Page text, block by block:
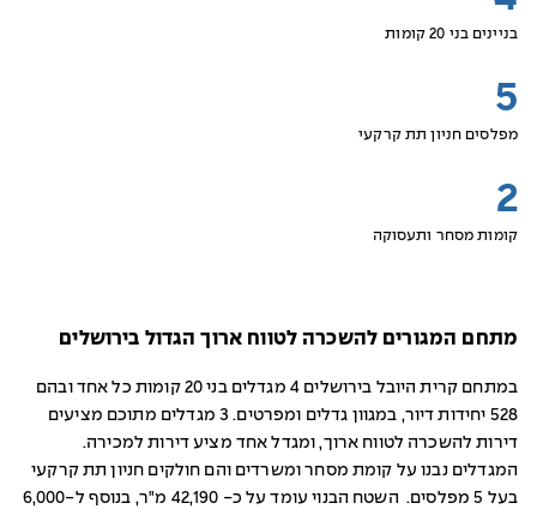
בניינים בני 20 קומות
5
מפלסים חניון תת קרקעי
2
קומות מסחר ותעסוקה
מתחם המגורים להשכרה לטווח ארוך הגדול בירושלים
במתחם קרית היובל בירושלים 4 מגדלים בני 20 קומות כל אחד ובהם
528 יחידות דיור, במגוון גדלים ומפרטים. 3 מגדלים מתוכם מציעים
דירות להשכרה לטווח ארוך, ומגדל אחד מציע דירות למכירה.
המגדלים נבנו על קומת מסחר ומשרדים והם חולקים חניון תת קרקעי
בעל 5 מפלסים. השטח הבנוי עומד על כ- 42,190 מ"ר, בנוסף ל-6,000